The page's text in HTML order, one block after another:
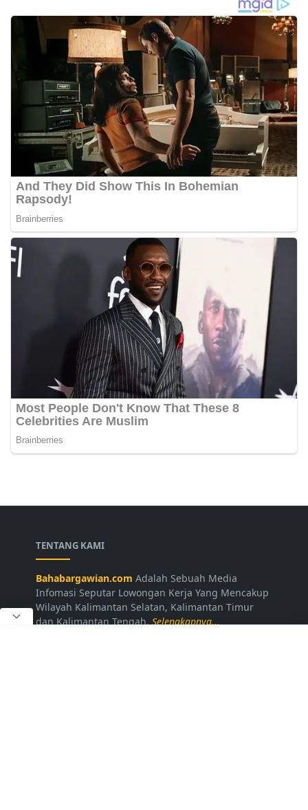
TENTANG KAMI
Bahabargawian.com Adalah Sebuah Media
Infomasi Seputar Lowongan Kerja Yang Mencakup
Wilayah Kalimantan Selatan, Kalimantan Timur
dan Kalimantan Tengah.Selengkapnya...